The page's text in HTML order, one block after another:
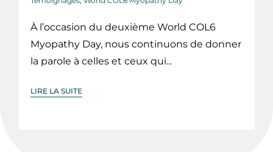
À l’occasion du deuxième World COL6
Myopathy Day, nous continuons de donner
la parole à celles et ceux qui...
LIRE LA SUITE